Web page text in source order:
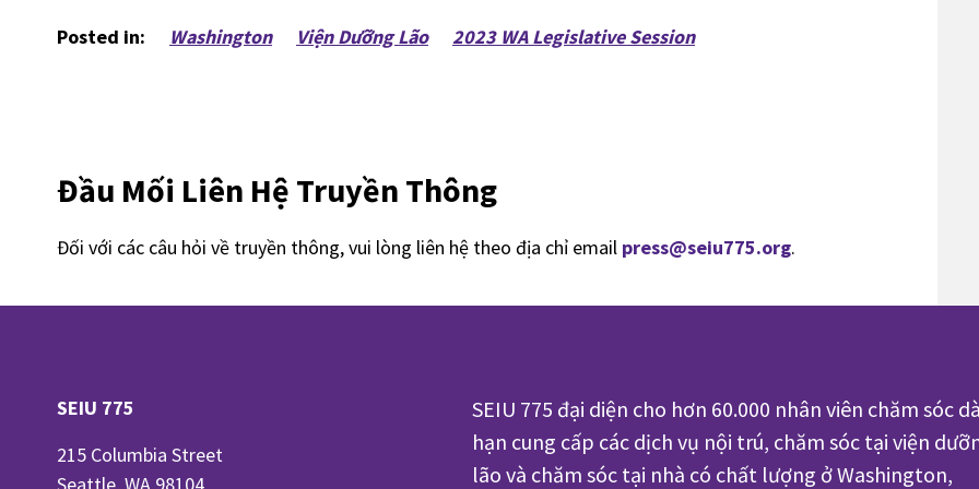
Posted in: Washington Viện Dưỡng Lão 2023 WA Legislative Session
Đầu Mối Liên Hệ Truyền Thông
Đối với các câu hỏi về truyền thông, vui lòng liên hệ theo địa chỉ email press@seiu775.org.
SEIU 775
215 Columbia Street
Seattle, WA 98104
SEIU 775 đại diện cho hơn 60.000 nhân viên chăm sóc
hạn cung cấp các dịch vụ nội trú, chăm sóc tại viện
lão và chăm sóc tại nhà có chất lượng ở Washington,